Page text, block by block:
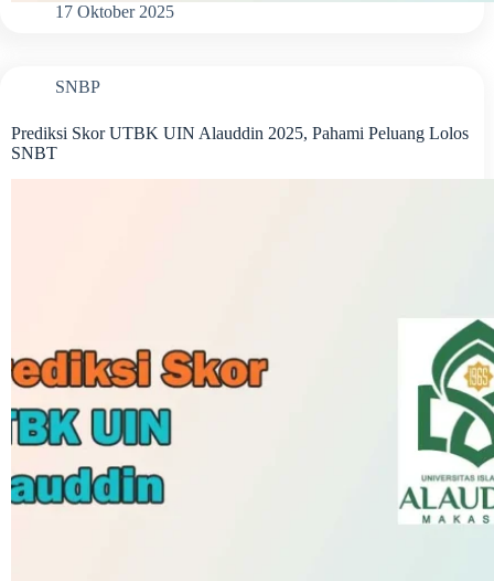
17 Oktober 2025
SNBP
Prediksi Skor UTBK UIN Alauddin 2025, Pahami Peluang Lolos
SNBT